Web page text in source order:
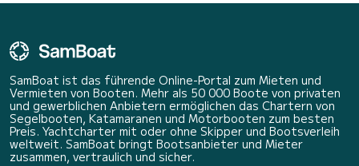
SamBoat ist das führende Online-Portal zum Mieten und
Vermieten von Booten. Mehr als 50 000 Boote von privaten
und gewerblichen Anbietern ermöglichen das Chartern von
Segelbooten, Katamaranen und Motorbooten zum besten
Preis. Yachtcharter mit oder ohne Skipper und Bootsverleih
weltweit. SamBoat bringt Bootsanbieter und Mieter
zusammen, vertraulich und sicher.